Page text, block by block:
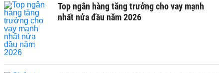
Top ngân hàng tăng trưởng cho vay mạnh
nhất nửa đầu năm 2026